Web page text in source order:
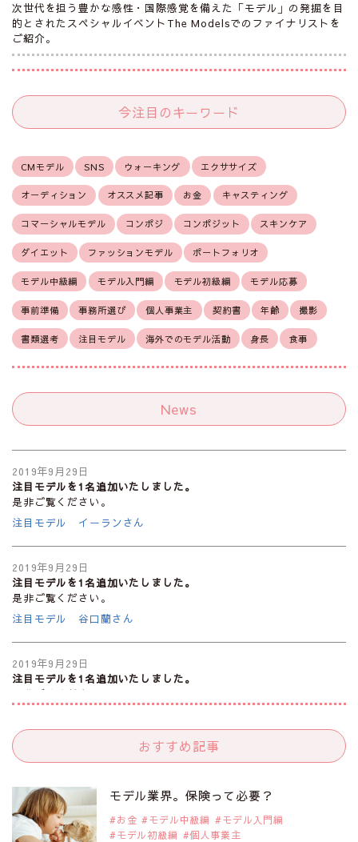
次世代を担う豊かな感性・国際感覚を備えた「モデル」の発掘を目
的とされたスペシャルイベントThe Modelsでのファイナリストを
ご紹介。
今注目のキーワード
CMモデル SNS ウォーキング エクササイズ
オーディション オススメ記事 お金 キャスティング
コマーシャルモデル コンポジ コンポジット スキンケア
ダイエット ファッションモデル ポートフォリオ
モデル中級編 モデル入門編 モデル初級編 モデル応募
事前準備 事務所選び 個人事業主 契約書 年齢 撮影
書類選考 注目モデル 海外でのモデル活動 身長 食事
News
2019年9月29日
注目モデルを1名追加いたしました。
是非ご覧ください。
注目モデル イーランさん
2019年9月29日
注目モデルを1名追加いたしました。
是非ご覧ください。
注目モデル 谷口蘭さん
2019年9月29日
注目モデルを1名追加いたしました。
是非ご覧ください。
2019年9月29日
是非ご覧ください。
注目モデル 松川 来海さん
おすすめ記事
モデル業界。保険って必要？
お金 モデル中級編
モデル入門編
モデル初級編
個人事業主